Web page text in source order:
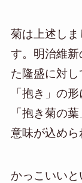
菊は上述し
す。明治維
た隆盛に対し
「抱き」の
「抱き菊の
意味が込めら
かっこいい